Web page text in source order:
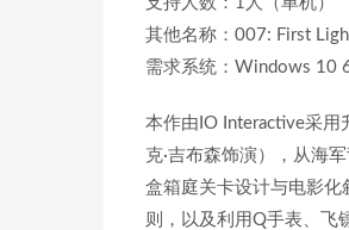
其他名称：007: First
需求系统：Windows 10
本作由IO Interactive采用
克·吉布森饰演），从海
盒箱庭关卡设计与电影化
则，以及利用Q手表、飞